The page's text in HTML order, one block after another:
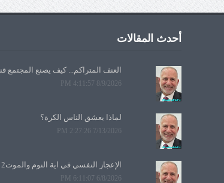
أحدث المقالات
العنف المتراكم... كيف يصنع المجتمع
8/9/2026 4:11:57 PM
لماذا يعشق الناس الكرة؟
7/13/2026 2:27:26 PM
الإعجاز النفسي في آية النوم والموت2
6/8/2026 6:11:07 PM